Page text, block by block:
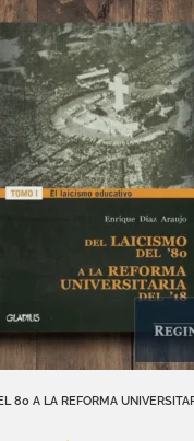
80 A LA REFORMA